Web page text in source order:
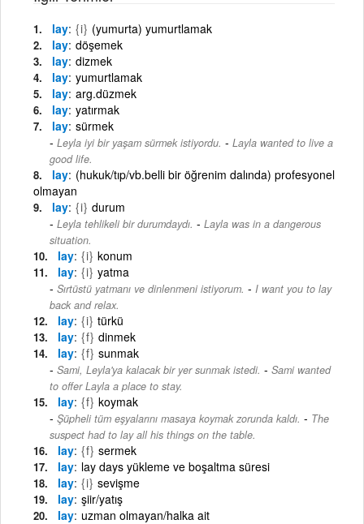
lay {i} (yumurta) yumurtlamak
lay döşemek
lay dizmek
lay yumurtlamak
lay arg.düzmek
lay yatırmak
lay sürmek
Leyla iyi bir yaşam sürmek istiyordu. - Layla wanted to live a
good life.
lay (hukuk/tıp/vb.belli bir öğrenim dalında) profesyonel
olmayan
lay {i} durum
Leyla tehlikeli bir durumdaydı. - Layla was in a dangerous
situation.
lay {i} konum
lay {i} yatma
Sırtüstü yatmanı ve dinlenmeni istiyorum. - I want you to lay
back and relax.
lay {i} türkü
lay {f} dinmek
lay {f} sunmak
Sami, Leyla'ya kalacak bir yer sunmak istedi. - Sami wanted
to offer Layla a place to stay.
lay {f} koymak
Şüpheli tüm eşyalarını masaya koymak zorunda kaldı. - The
suspect had to lay all his things on the table.
lay {f} sermek
lay lay days yükleme ve boşaltma süresi
lay {i} sevişme
lay şiir/yatış
lay uzman olmayan/halka ait